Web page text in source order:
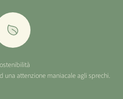
una attenzione maniacale agli sprechi.